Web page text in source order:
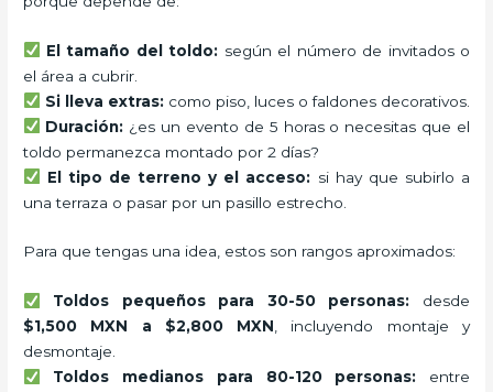
El tamaño del toldo: según el número de invitados o
el área a cubrir.
Si lleva extras:como piso, luces o faldones decorativos.
Duración: ¿es un evento de 5 horas o necesitas que el
toldo permanezca montado por 2 días?
El tipo de terreno y el acceso: si hay que subirlo a
una terraza o pasar por un pasillo estrecho.
Para que tengas una idea, estos son rangos aproximados:
Toldos pequeños para 30-50 personas: desde
$1,500 MXN a $2,800 MXN, incluyendo montaje y
desmontaje.
Toldos medianos para 80-120 personas: entre